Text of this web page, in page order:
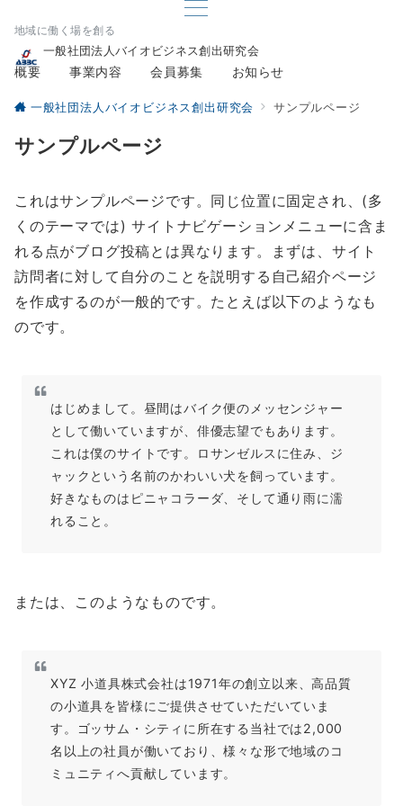
地域に働く場を創る
一般社団法人バイオビジネス創出研究会
概要 事業内容 会員募集 お知らせ
一般社団法人バイオビジネス創出研究会 サンプルページ
サンプルページ
これはサンプルページです。同じ位置に固定され、(多
くのテーマでは) サイトナビゲーションメニューに含ま
れる点がブログ投稿とは異なります。まずは、サイト
訪問者に対して自分のことを説明する自己紹介ページ
を作成するのが一般的です。たとえば以下のようなも
のです。
はじめまして。昼間はバイク便のメッセンジャー
として働いていますが、俳優志望でもあります。
これは僕のサイトです。ロサンゼルスに住み、ジ
ャックという名前のかわいい犬を飼っています。
好きなものはピニャコラーダ、そして通り雨に濡
れること。
または、このようなものです。
XYZ 小道具株式会社は1971年の創立以来、高品質
の小道具を皆様にご提供させていただいていま
す。ゴッサム・シティに所在する当社では2,000
名以上の社員が働いており、様々な形で地域のコ
ミュニティへ貢献しています。